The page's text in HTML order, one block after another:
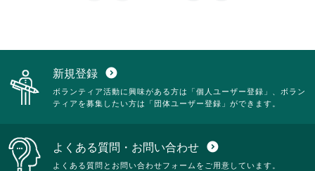
新規登録 expand_circle_down
ボランティア活動に興味がある方は「個人ユーザー登録」、ボラン
ティアを募集したい方は「団体ユーザー登録」ができます。
よくある質問・お問い合わせ expand_circle_down
よくある質問とお問い合わせフォームをご用意しています。